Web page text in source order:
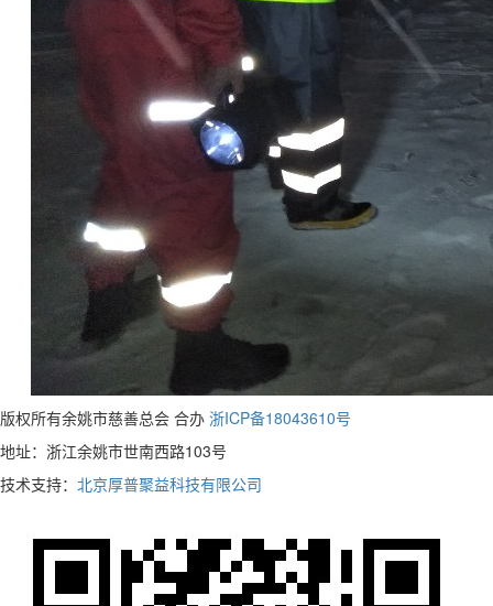
版权所有余姚市慈善总会 合办 浙ICP备18043610号
地址：浙江余姚市世南西路103号
技术支持： 北京厚普聚益科技有限公司